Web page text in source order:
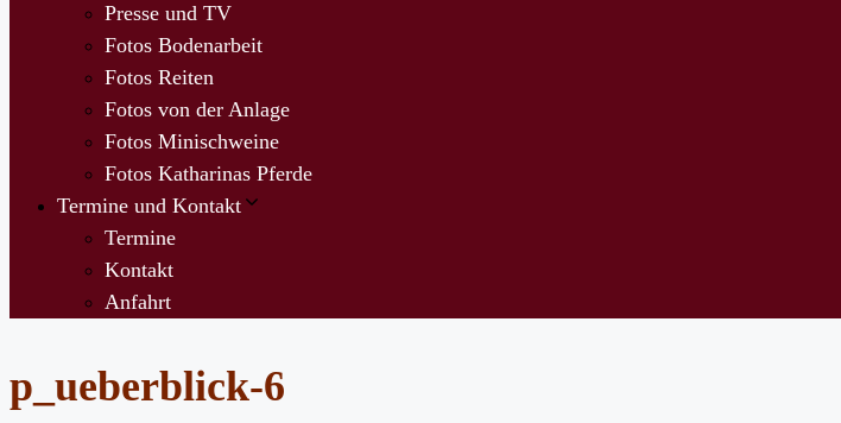
Presse und TV
Fotos Bodenarbeit
Fotos Reiten
Fotos von der Anlage
Fotos Minischweine
Fotos Katharinas Pferde
Termine und Kontakt
Termine
Kontakt
Anfahrt
p_ueberblick-6